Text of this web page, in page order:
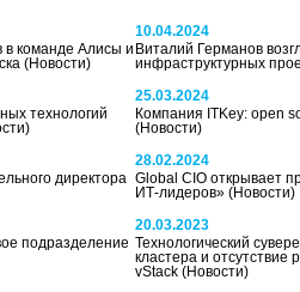
в команде Алисы и
(Новости)
10.04.2024
Виталий Германов
инфраструктурных
технологий
25.03.2024
Компания ITKey: open
(Новости)
директора
28.02.2024
Global CIO открывает
ИТ-лидеров» (Новости)
подразделение
20.03.2023
Технологический
кластера и отсутствие
vStack (Новости)